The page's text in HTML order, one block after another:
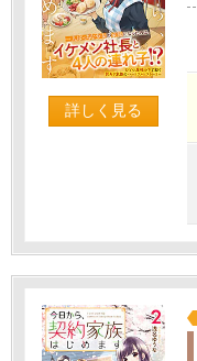
詳しく見る